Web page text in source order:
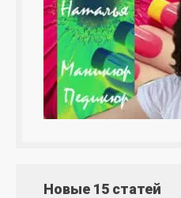
Новые 15 статей